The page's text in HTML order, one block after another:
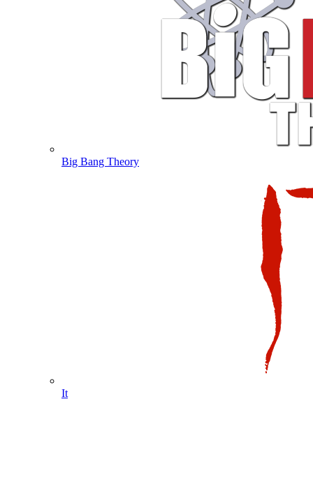
Big Bang Theory
It